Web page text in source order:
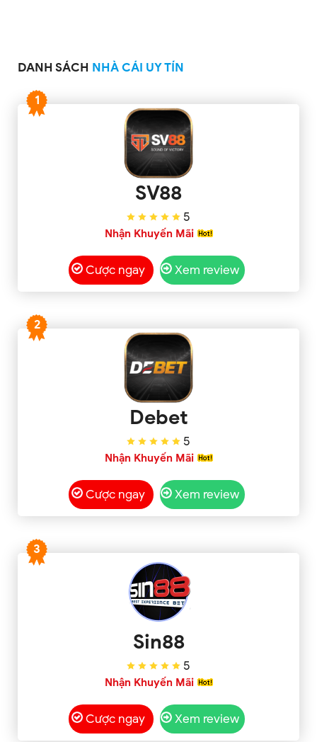
DANH SÁCH NHÀ CÁI UY TÍN
1
SV88
5
Nhận Khuyến Mãi
Cược ngay Xem review
2
Debet
5
Nhận Khuyến Mãi
Cược ngay Xem review
3
Sin88
5
Nhận Khuyến Mãi
Cược ngay Xem review